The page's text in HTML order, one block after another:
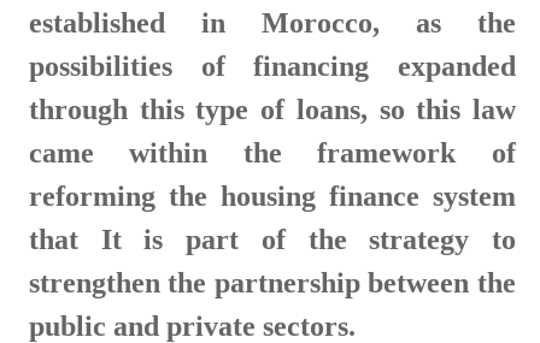
established in Morocco, as the
possibilities of financing expanded
through this type of loans, so this law
came within the framework of
reforming the housing finance system
that It is part of the strategy to
strengthen the partnership between the
public and private sectors.